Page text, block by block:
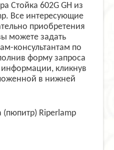
Стойка 602G GH из
Все интересующие
приобретения
можете задать
консультантам по
форму запроса
кликнув
в нижней
(пюпитр) Riperlamp